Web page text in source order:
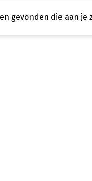
gevonden die aan je